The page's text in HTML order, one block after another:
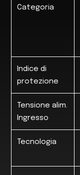
Categoria
Indice di
protezione
Tensione alim.
Ingresso
Tecnologia